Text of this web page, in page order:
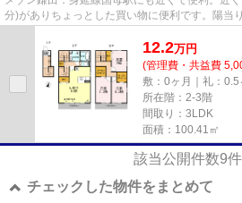
分)がありちょっとした買い物に便利です。陽当
12.2万円
(管理費・共益費
敷：0ヶ月｜礼：0.5
所在階：2-3階
間取り：3LDK
面積：100.41㎡
該当公開件数9
チェックした物件をまとめて